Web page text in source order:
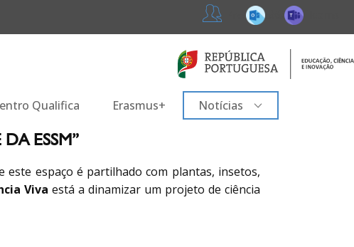
Professores
365
Qualifica Erasmus+ Notícias
ESSM”
este espaço é partilhado com plantas, insetos,
Viva está a dinamizar um projeto de ciência